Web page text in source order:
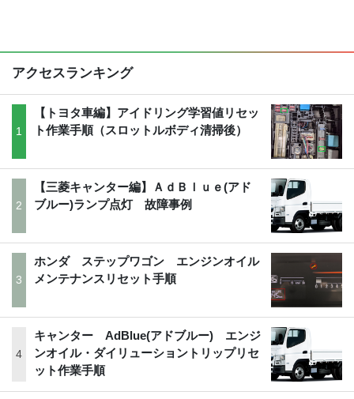
アクセスランキング
【トヨタ車編】アイドリング学習値リセッ
ト作業手順（スロットルボディ清掃後）
【三菱キャンター編】ＡｄＢｌｕｅ(アド
ブルー)ランプ点灯 故障事例
ホンダ ステップワゴン エンジンオイル
メンテナンスリセット手順
キャンター AdBlue(アドブルー) エンジ
ンオイル・ダイリューショントリップリセ
ット作業手順